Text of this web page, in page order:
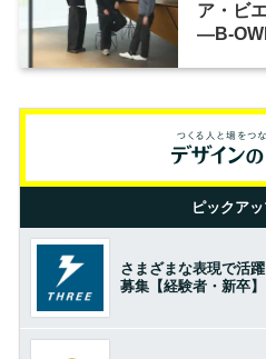
ア・ビ
―B-
ピックア
さまざまな表現で活
募集【経験者・新卒】